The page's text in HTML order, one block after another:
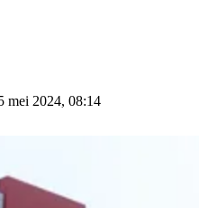
mei 2024, 08:14